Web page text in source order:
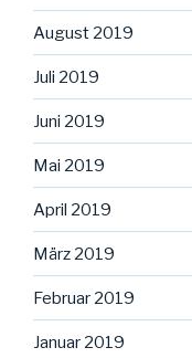
August 2019
Juli 2019
Juni 2019
Mai 2019
April 2019
März 2019
Februar 2019
Januar 2019